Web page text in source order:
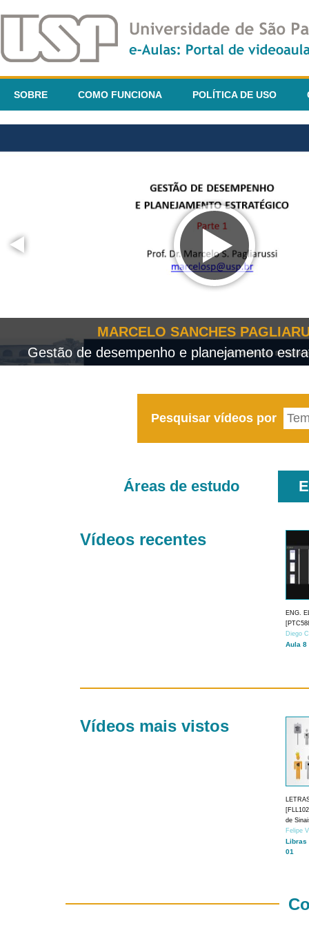
SOBRE COMO FUNCIONA POLÍTICA DE USO
MARCELO SANCHES
Gestão de desempenho e planejamento
Pesquisar vídeos por
Áreas de estudo
Vídeos recentes
ENG.
Diego
Aula 8
Vídeos mais vistos
de
Felipe
Libras
01